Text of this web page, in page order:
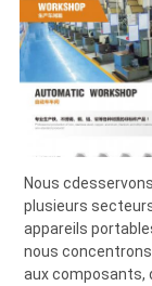
Nous c
plusieurs
appareils
nous
aux composants,